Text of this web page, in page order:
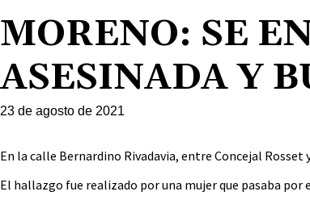
MORENO: SE
ASESINADA Y
23 de agosto de 2021
En la calle Bernardino Rivadavia, entre Concejal
El hallazgo fue realizado por una mujer que pasaba